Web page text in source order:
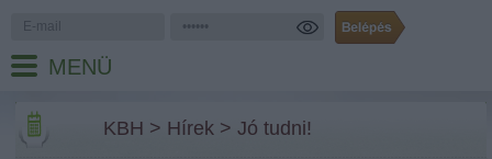
MENÜ
KBH > Hírek >Jó tudni!